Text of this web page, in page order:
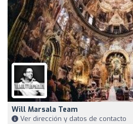
Will Marsala Team
Ver dirección y datos de contacto